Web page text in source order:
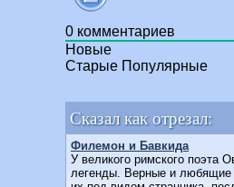
0 комментариев
Новые
Старые Популярные
Сказал как отрезал:
Филемон и Бавкида
У великого римского поэта
легенды. Верные и любящие